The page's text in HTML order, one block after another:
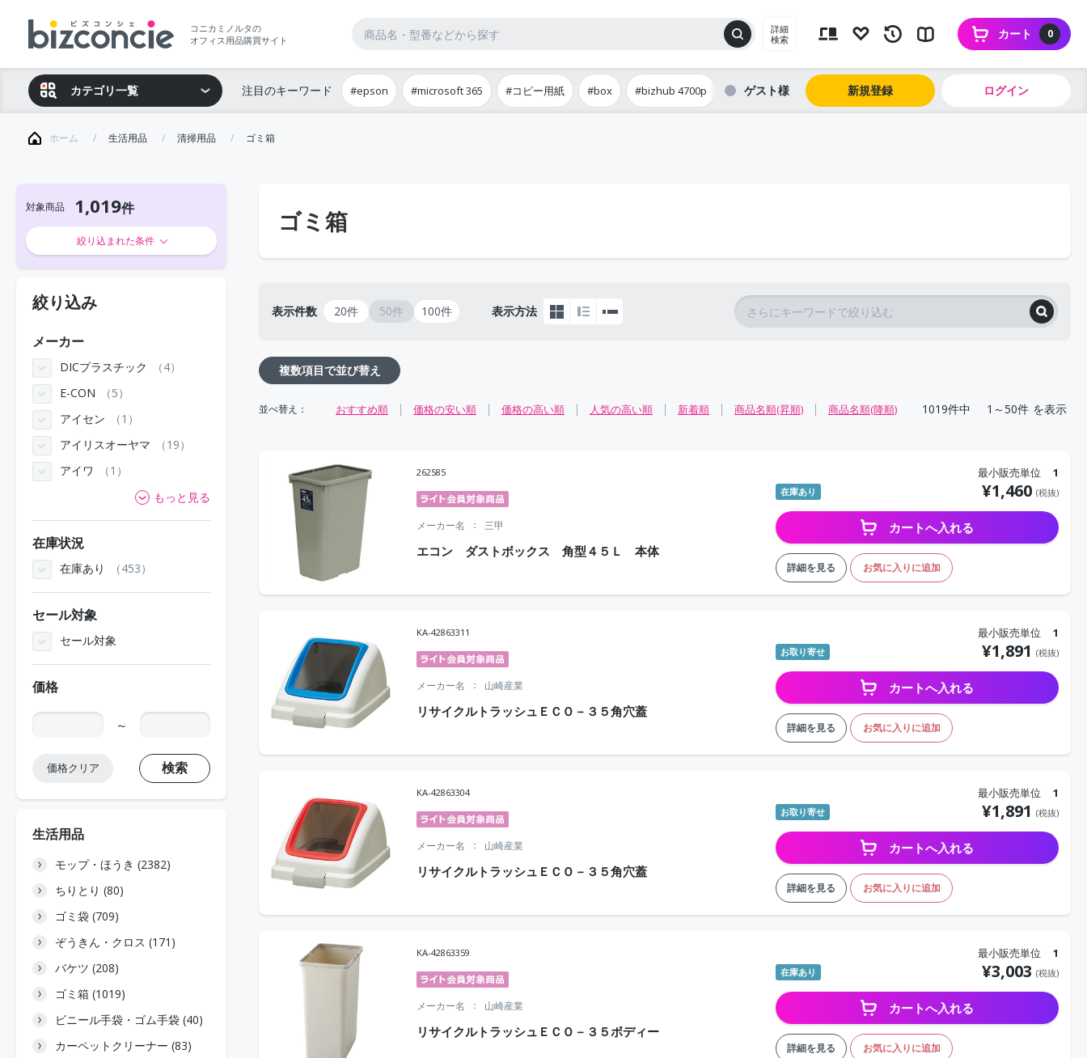
コニカミノルタの
オフィス用品購買サイト
詳細
検索
0
カート
カテゴリ一覧 注目のキーワード #epson #microsoft 365 #コピー用紙 #box #bizhub 4700p ゲスト 新規登録 ログイン
ホーム 生活用品 清掃用品 ゴミ箱
ゴミ箱
表示件数 20件 50件 100件 表示方法
複数項目で並び替え
並べ替え： おすすめ順 価格の安い順 価格の高い順 人気の高い順 新着順 商品名順(昇順) 商品名順(降順) 1019件中 1～50件 を表示
262585
エコン ダストボックス 角型４５Ｌ 本体
メーカー名 三甲
最小販売単位 1
在庫あり ¥1,460 (税抜)
カートへ入れる
詳細を見る お気に入りに追加
KA-42863311
リサイクルトラッシュＥＣＯ－３５角穴蓋
メーカー名 山崎産業
最小販売単位 1
お取り寄せ ¥1,891 (税抜)
カートへ入れる
詳細を見る お気に入りに追加
KA-42863304
リサイクルトラッシュＥＣＯ－３５角穴蓋
メーカー名 山崎産業
最小販売単位 1
お取り寄せ ¥1,891 (税抜)
カートへ入れる
詳細を見る お気に入りに追加
KA-42863359
リサイクルトラッシュＥＣＯ－３５ボディー
メーカー名 山崎産業
最小販売単位 1
在庫あり ¥3,003 (税抜)
カートへ入れる
詳細を見る お気に入りに追加
対象商品 1,019
絞り込まれた条件
絞り込み
メーカー
DICプラスチック
4
E-CON
5
アイセン
1
アイリスオーヤマ
19
アイワ
1
もっと見る
在庫状況
在庫あり 453
セール対象
セール対象
価格
～
価格クリア 検索
生活用品
モップ・ほうき (2382)
ちりとり (80)
ゴミ袋 (709)
ぞうきん・クロス (171)
バケツ (208)
ゴミ箱 (1019)
ビニール手袋・ゴム手袋 (40)
カーペットクリーナー (83)